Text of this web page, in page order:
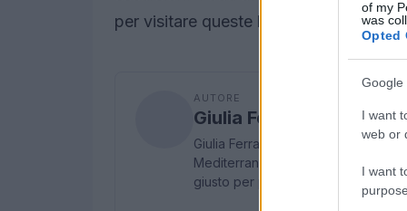
of my
was
Opted
Google
I want
web or
I want
per visitare queste località.
AUTORE
Giulia Ferrari
Giulia Ferrari è una travel editor
Mediterraneo e oltre. È
giusto per partire.